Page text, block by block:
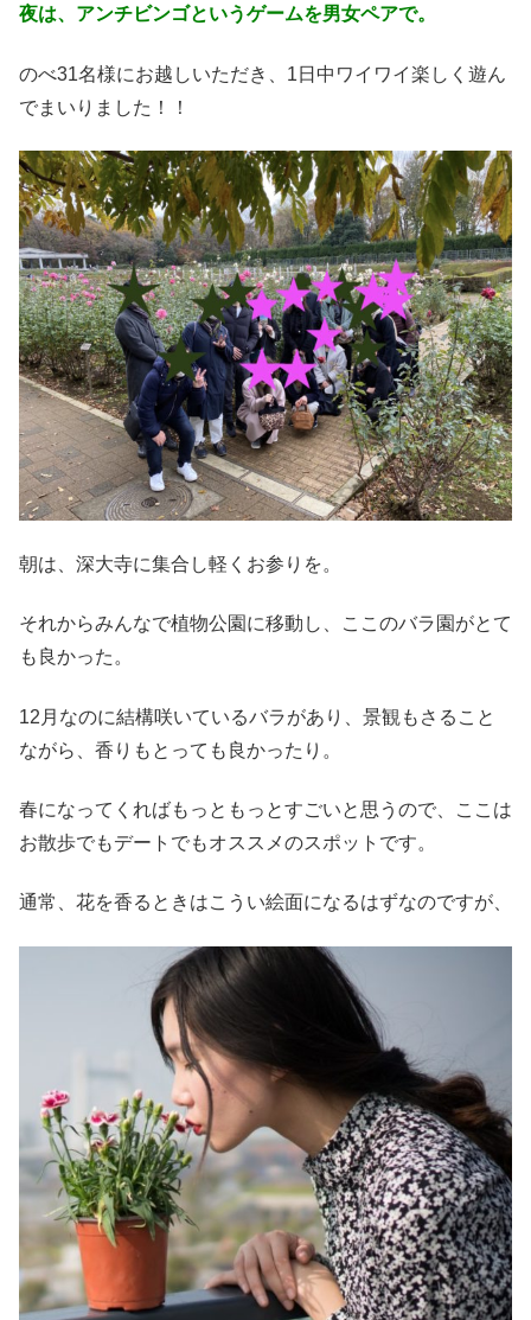
夜は、アンチビンゴというゲームを男女ペアで。
のべ31名様にお越しいただき、1日中ワイワイ楽しく遊ん
でまいりました！！
朝は、深大寺に集合し軽くお参りを。
それからみんなで植物公園に移動し、ここのバラ園がとて
も良かった。
12月なのに結構咲いているバラがあり、景観もさること
ながら、香りもとっても良かったり。
春になってくればもっともっとすごいと思うので、ここは
お散歩でもデートでもオススメのスポットです。
通常、花を香るときはこうい絵面になるはずなのですが、